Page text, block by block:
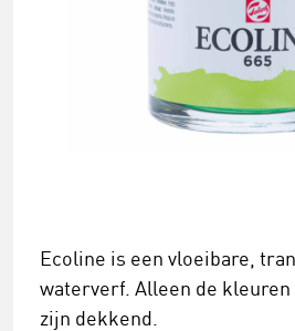
Ecoline is een vloeibare,
waterverf. Alleen de
zijn dekkend.